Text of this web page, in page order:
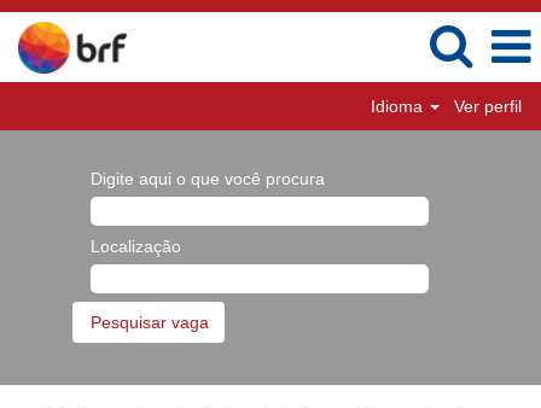
Idioma Ver perfil
Digite aqui o que você procura
Localização